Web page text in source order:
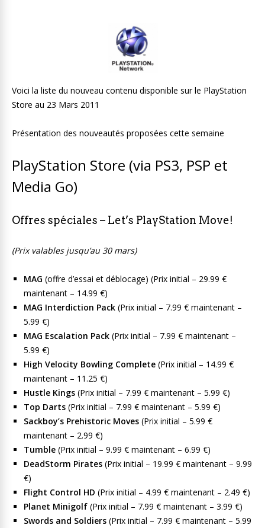
Voici la liste du nouveau contenu disponible sur le PlayStation
Store au 23 Mars 2011
Présentation des nouveautés proposées cette semaine
PlayStation Store (via PS3, PSP et
Media Go)
Offres spéciales – Let’s PlayStation Move!
(Prix valables jusqu’au 30 mars)
MAG (offre d’essai et déblocage) (Prix initial – 29.99 €
maintenant – 14.99 €)
MAG Interdiction Pack (Prix initial – 7.99 € maintenant –
5.99 €)
MAG Escalation Pack (Prix initial – 7.99 € maintenant –
5.99 €)
High Velocity Bowling Complete (Prix initial – 14.99 €
maintenant – 11.25 €)
Hustle Kings (Prix initial – 7.99 € maintenant – 5.99 €)
Top Darts (Prix initial – 7.99 € maintenant – 5.99 €)
Sackboy’s Prehistoric Moves (Prix initial – 5.99 €
maintenant – 2.99 €)
Tumble (Prix initial – 9.99 € maintenant – 6.99 €)
DeadStorm Pirates (Prix initial – 19.99 € maintenant – 9.99
€)
Flight Control HD (Prix initial – 4.99 € maintenant – 2.49 €)
Planet Minigolf (Prix initial – 7.99 € maintenant – 3.99 €)
Swords and Soldiers (Prix initial – 7.99 € maintenant – 5.99